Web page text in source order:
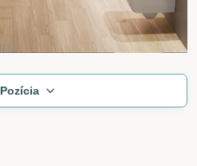
Pozícia